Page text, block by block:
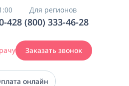
42
Для регионов
8 (800) 333-46-28
Заказать звонок
онлайн